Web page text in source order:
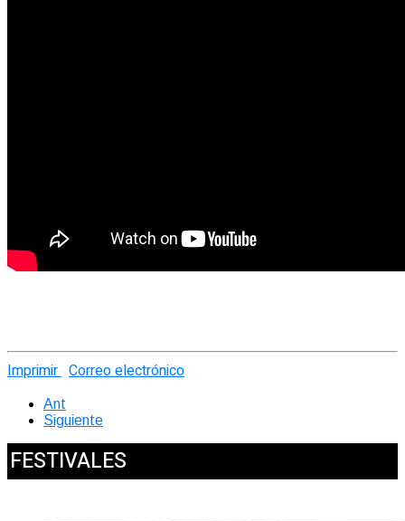
Imprimir Correo electrónico
Ant
Siguiente
FESTIVALES